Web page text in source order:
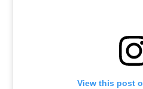
View this post